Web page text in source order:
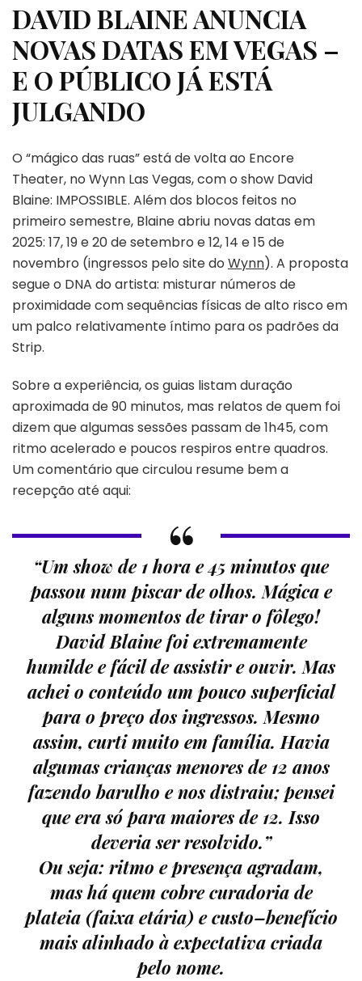
DAVID BLAINE ANUNCIA
NOVAS DATAS EM VEGAS –
E O PÚBLICO JÁ ESTÁ
JULGANDO
O “mágico das ruas” está de volta ao Encore
Theater, no Wynn Las Vegas, com o show David
Blaine: IMPOSSIBLE. Além dos blocos feitos no
primeiro semestre, Blaine abriu novas datas em
2025: 17, 19 e 20 de setembro e 12, 14 e 15 de
novembro (ingressos pelo site do Wynn). A proposta
segue o DNA do artista: misturar números de
proximidade com sequências físicas de alto risco em
um palco relativamente íntimo para os padrões da
Strip.
Sobre a experiência, os guias listam duração
aproximada de 90 minutos, mas relatos de quem foi
dizem que algumas sessões passam de 1h45, com
ritmo acelerado e poucos respiros entre quadros.
Um comentário que circulou resume bem a
recepção até aqui:
“Um show de 1 hora e 45 minutos que
passou num piscar de olhos. Mágica e
alguns momentos de tirar o fôlego!
David Blaine foi extremamente
humilde e fácil de assistir e ouvir. Mas
achei o conteúdo um pouco superficial
para o preço dos ingressos. Mesmo
assim, curti muito em família. Havia
algumas crianças menores de 12 anos
fazendo barulho e nos distraiu; pensei
que era só para maiores de 12. Isso
deveria ser resolvido.”
Ou seja: ritmo e presença agradam,
mas há quem cobre curadoria de
plateia (faixa etária) e custo–benefício
mais alinhado à expectativa criada
pelo nome.